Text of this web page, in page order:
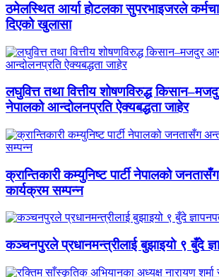
ठमेलस्थित आर्या होटलका सुपरभाइजरले
दिएको खुलासा
लघुवित्त तथा वित्तीय शोषणविरुद्ध
नेपालको आन्दोलनप्रति ऐक्यबद्धता जाहेर
क्रान्तिकारी कम्युनिष्ट पार्टी नेपालको
कार्यक्रम सम्पन्न
कञ्चनपुरले प्रधानमन्त्रीलाई बुझाइयो ९ बुँदे